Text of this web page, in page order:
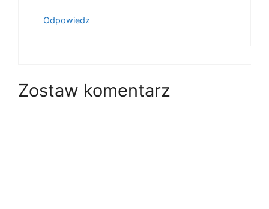
Odpowiedz
Zostaw komentarz